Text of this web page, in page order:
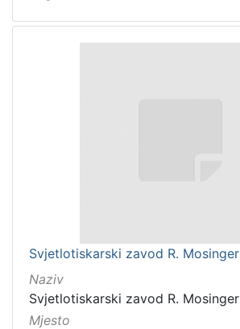
Svjetlotiskarski zavod R. Mosinger
Naziv
Svjetlotiskarski zavod R. Mosinger
Mjesto